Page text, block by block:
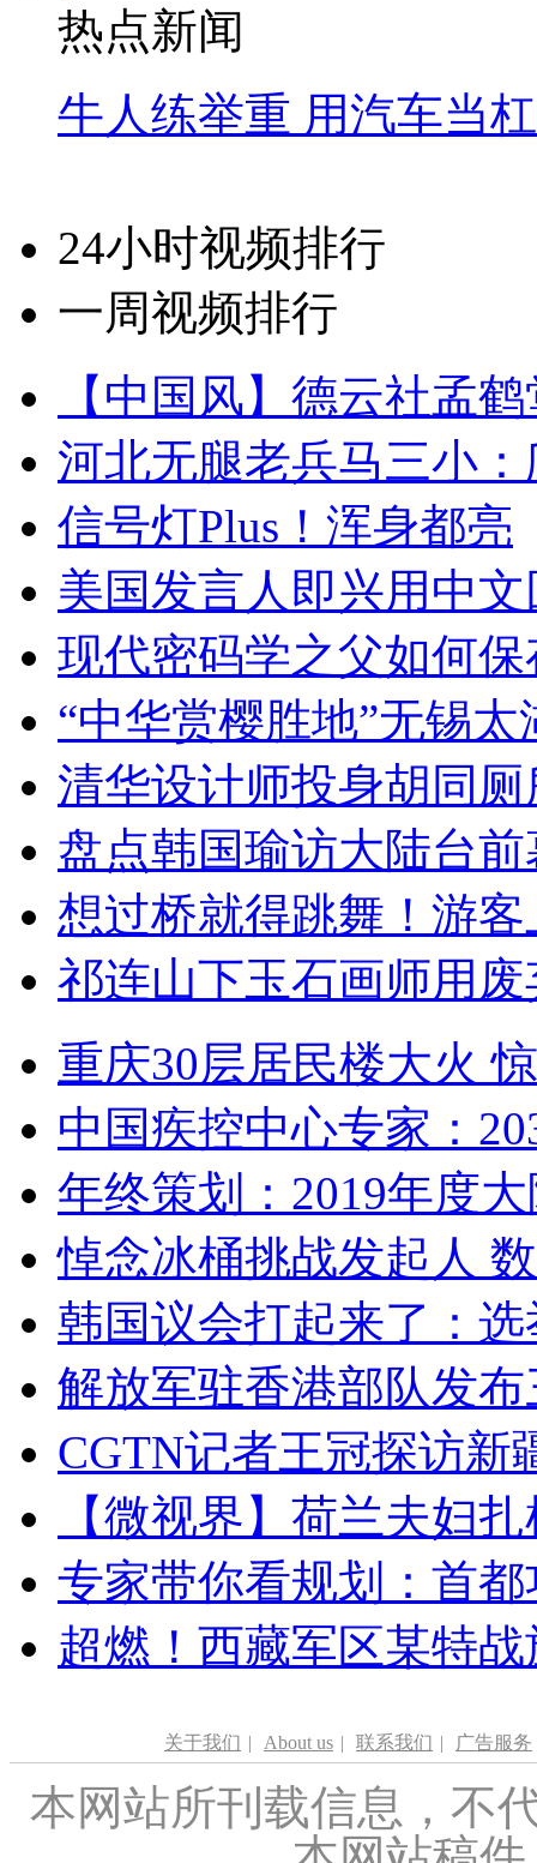
热点新闻
牛人练举重 用汽车当
24小时视频排行
一周视频排行
【中国风】德云社孟
河北无腿老兵马三小
信号灯Plus！浑身都亮
美国发言人即兴用中
现代密码学之父如何
“中华赏樱胜地”无锡
清华设计师投身胡同
盘点韩国瑜访大陆台
想过桥就得跳舞！游客
祁连山下玉石画师用
重庆30层居民楼大火
中国疾控中心专家：
年终策划：2019年度
悼念冰桶挑战发起人
韩国议会打起来了：
解放军驻香港部队发
CGTN记者王冠探访新
【微视界】荷兰夫妇
专家带你看规划：首
超燃！西藏军区某特
关于我们 | About us | 联系我们 | 广告服务
本网站所刊载信息，不